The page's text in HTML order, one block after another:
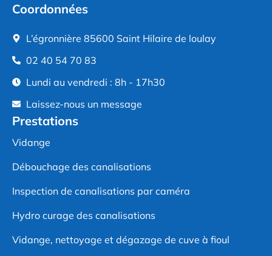
Coordonnées
L’égronnière 85600 Saint Hilaire de loulay
02 40 54 70 83
Lundi au vendredi : 8h - 17h30
Laissez-nous un message
Prestations
Vidange
Débouchage des canalisations
Inspection de canalisations par caméra
Hydro curage des canalisations
Vidange, nettoyage et dégazage de cuve à fioul